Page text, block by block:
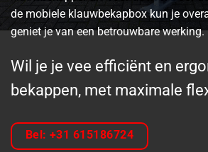
de mobiele klauwbekapbox kun je
geniet je van een betrouwbare werking.
Wil je je vee efficiënt en
bekappen, met maximale
Bel: +31 615186724